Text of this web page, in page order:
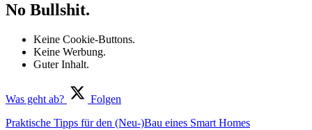
No Bullshit.
Keine Cookie-Buttons.
Keine Werbung.
Guter Inhalt.
Was geht ab?
Folgen
Praktische Tipps für den (Neu-)Bau eines Smart Homes